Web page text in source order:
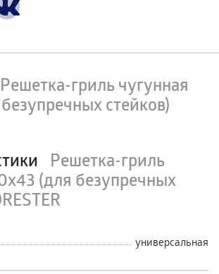
Решетка-гриль чугунная
стейков)
Решетка-гриль
(для безупречных
универсальная